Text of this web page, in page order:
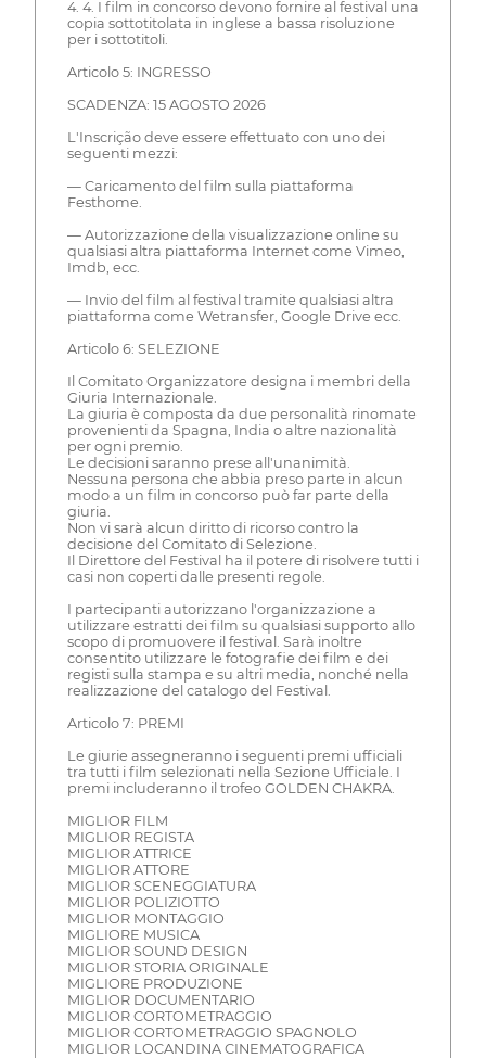
4. 4. I film in concorso devono fornire al festival una
copia sottotitolata in inglese a bassa risoluzione
per i sottotitoli.
Articolo 5: INGRESSO
SCADENZA: 15 AGOSTO 2026
L'Inscrição deve essere effettuato con uno dei
seguenti mezzi:
— Caricamento del film sulla piattaforma
Festhome.
— Autorizzazione della visualizzazione online su
qualsiasi altra piattaforma Internet come Vimeo,
Imdb, ecc.
— Invio del film al festival tramite qualsiasi altra
piattaforma come Wetransfer, Google Drive ecc.
Articolo 6: SELEZIONE
Il Comitato Organizzatore designa i membri della
Giuria Internazionale.
La giuria è composta da due personalità rinomate
provenienti da Spagna, India o altre nazionalità
per ogni premio.
Le decisioni saranno prese all'unanimità.
Nessuna persona che abbia preso parte in alcun
modo a un film in concorso può far parte della
giuria.
Non vi sarà alcun diritto di ricorso contro la
decisione del Comitato di Selezione.
Il Direttore del Festival ha il potere di risolvere tutti i
casi non coperti dalle presenti regole.
I partecipanti autorizzano l'organizzazione a
utilizzare estratti dei film su qualsiasi supporto allo
scopo di promuovere il festival. Sarà inoltre
consentito utilizzare le fotografie dei film e dei
registi sulla stampa e su altri media, nonché nella
realizzazione del catalogo del Festival.
Articolo 7: PREMI
Le giurie assegneranno i seguenti premi ufficiali
tra tutti i film selezionati nella Sezione Ufficiale. I
premi includeranno il trofeo GOLDEN CHAKRA.
MIGLIOR FILM
MIGLIOR REGISTA
MIGLIOR ATTRICE
MIGLIOR ATTORE
MIGLIOR SCENEGGIATURA
MIGLIOR POLIZIOTTO
MIGLIOR MONTAGGIO
MIGLIORE MUSICA
MIGLIOR SOUND DESIGN
MIGLIOR STORIA ORIGINALE
MIGLIORE PRODUZIONE
MIGLIOR DOCUMENTARIO
MIGLIOR CORTOMETRAGGIO
MIGLIOR CORTOMETRAGGIO SPAGNOLO
MIGLIOR LOCANDINA CINEMATOGRAFICA